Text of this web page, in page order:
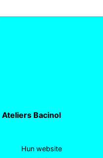
Ateliers Bacinol
Hun website